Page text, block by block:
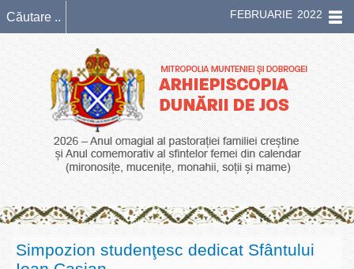
FEBRUARIE 2022
Simpozion studenţesc dedicat Sfântului